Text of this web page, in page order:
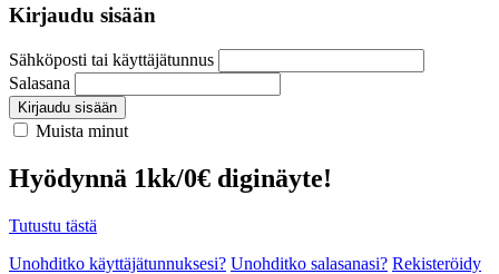
Kirjaudu sisään
Sähköposti tai käyttäjätunnus
Salasana
Kirjaudu sisään
Muista minut
Hyödynnä 1kk/0€ diginäyte!
Tutustu tästä
Unohditko käyttäjätunnuksesi? Unohditko salasanasi? Rekisteröidy